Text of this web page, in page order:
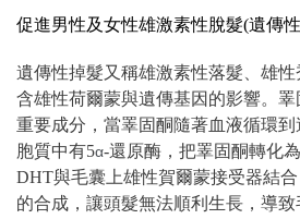
促進男性及女性雄激素性脫髮(遺傳
遺傳性掉髮又稱雄激素性落髮、雄
含雄性荷爾蒙與遺傳基因的影響。
重要成分，當睪固酮隨著血液循環
胞質中有5α-還原酶，把睪固酮轉化
DHT與毛囊上雄性賀爾蒙接受器結
的合成，讓頭髮無法順利生長，導